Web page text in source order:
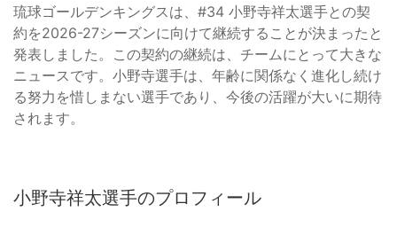
琉球ゴールデンキングスは、#34 小野寺祥太選手との契
約を2026-27シーズンに向けて継続することが決まったと
発表しました。この契約の継続は、チームにとって大きな
ニュースです。小野寺選手は、年齢に関係なく進化し続け
る努力を惜しまない選手であり、今後の活躍が大いに期待
されます。
小野寺祥太選手のプロフィール